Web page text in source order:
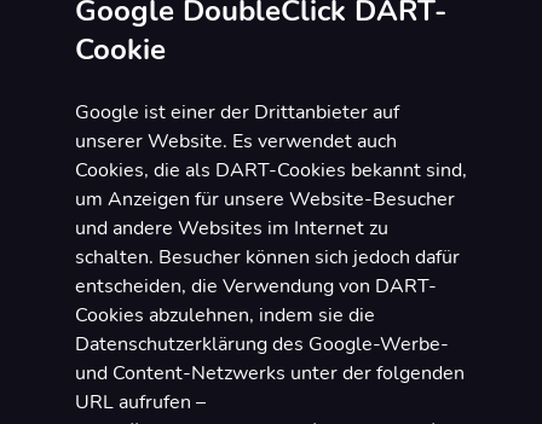
Google DoubleClick DART-
Cookie
Google ist einer der Drittanbieter auf
unserer Website. Es verwendet auch
Cookies, die als DART-Cookies bekannt sind,
um Anzeigen für unsere Website-Besucher
und andere Websites im Internet zu
schalten. Besucher können sich jedoch dafür
entscheiden, die Verwendung von DART-
Cookies abzulehnen, indem sie die
Datenschutzerklärung des Google-Werbe-
und Content-Netzwerks unter der folgenden
URL aufrufen –